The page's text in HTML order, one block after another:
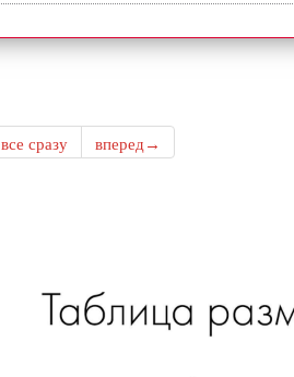
все сразу вперед→